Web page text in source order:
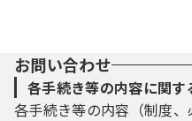
お問い合わせ
各手続き等の内容に関す
各手続き等の内容（制度